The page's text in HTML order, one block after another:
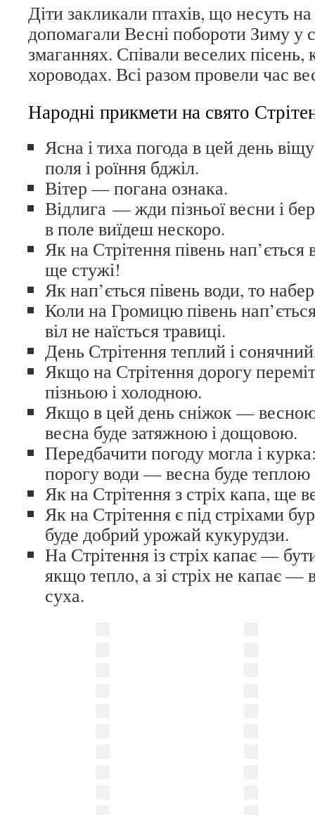
Діти закликали птахів, що несуть
допомагали Весні побороти Зиму у
змаганнях. Співали веселих
хороводах. Всі разом провели час
Народні прикмети на свято
Ясна і тиха погода в цей день
поля і роїння бджіл.
Вітер — погана ознака.
Відлига — жди пізньої весни і
в поле виїдеш нескоро.
Як на Стрітення півень
ще стужі!
Як нап’ється півень води, то
Коли на Громицю півень
віл не наїсться травиці.
День Стрітення теплий і
Якщо на Стрітення дорогу
пізньою і холодною.
Якщо в цей день сніжок —
весна буде затяжною і дощовою.
Передбачити погоду могла і
порогу води — весна буде теплою
Як на Стрітення з стріх капа, ще
Як на Стрітення є під стріхами
буде добрий урожай кукурудзи.
На Стрітення із стріх капає —
якщо тепло, а зі стріх не капає —
суха.